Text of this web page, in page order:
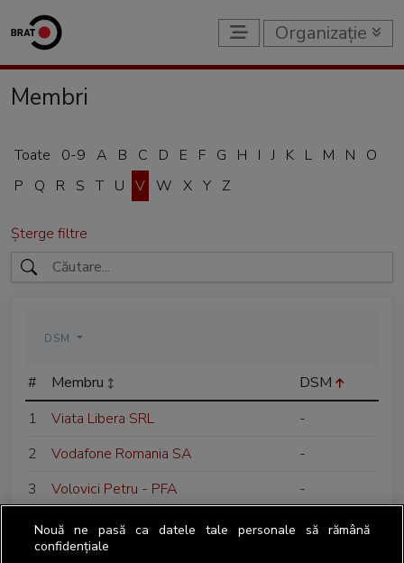
Organizație
Membri
Toate 0-9 A B C D E F G H I J K L M N
O
P
Q R S T U V W X Y Z
Șterge filtre
DSM
# Membru
DSM
1
Viata Libera SRL
-
2
Vodafone Romania SA
-
3
Volovici Petru - PFA -
Nouă ne pasă ca datele tale personale să rămână
confidențiale